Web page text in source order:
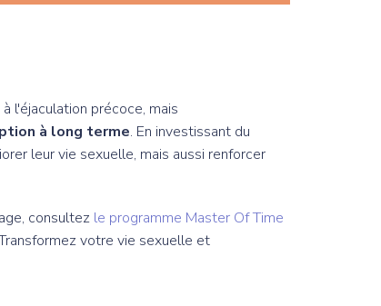
l'éjaculation précoce, mais
à long terme. En investissant du
leur vie sexuelle, mais aussi renforcer
consultez le programme Master Of Time
votre vie sexuelle et